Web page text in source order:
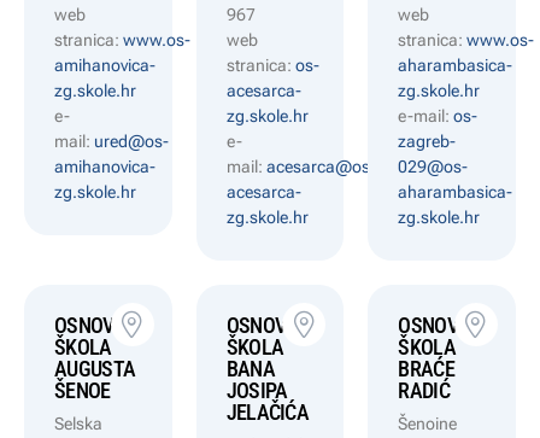
web
stranica: www.os-
amihanovica-
zg.skole.hr
e-
mail: ured@os-
amihanovica-
zg.skole.hr
967
web
stranica: os-
acesarca-
zg.skole.hr
e-
mail: acesarca@os-
acesarca-
zg.skole.hr
web
stranica:www.os-
aharambasica-
zg.skole.hr
e-mail:os-
zagreb-
029@os-
aharambasica-
zg.skole.hr
OSNOVNA
ŠKOLA
AUGUSTA
ŠENOE
Selska
OSNOVNA
ŠKOLA
BANA
JOSIPA
JELAČIĆA
OSNOVNA
ŠKOLA
BRAĆE
RADIĆ
Šenoine